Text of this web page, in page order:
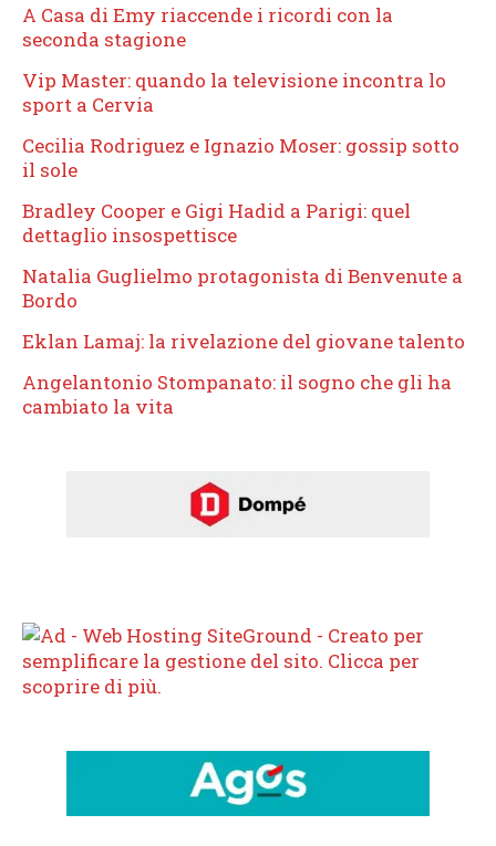
A Casa di Emy riaccende i ricordi con la
seconda stagione
Vip Master: quando la televisione incontra lo
sport a Cervia
Cecilia Rodriguez e Ignazio Moser: gossip sotto
il sole
Bradley Cooper e Gigi Hadid a Parigi: quel
dettaglio insospettisce
Natalia Guglielmo protagonista di Benvenute a
Bordo
Eklan Lamaj: la rivelazione del giovane talento
Angelantonio Stompanato: il sogno che gli ha
cambiato la vita